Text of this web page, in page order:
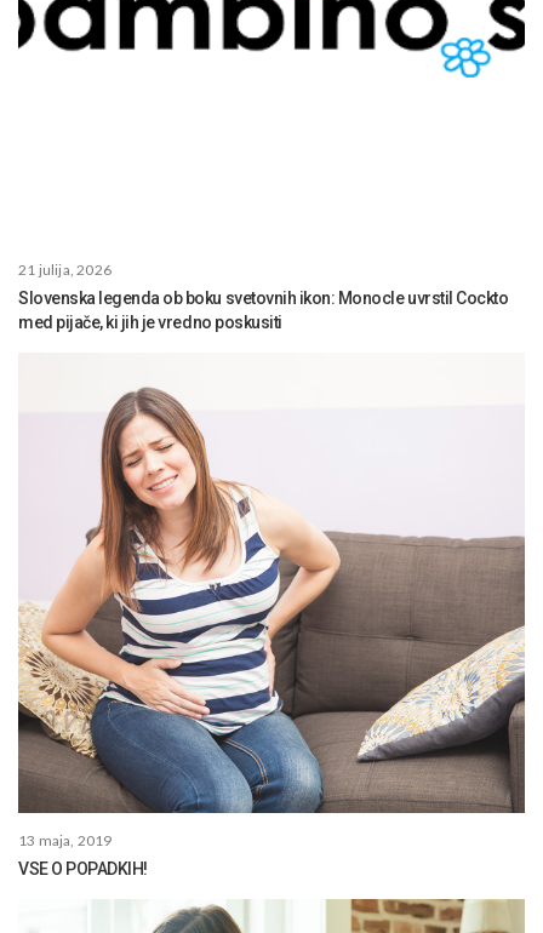
21 julija, 2026
Slovenska legenda ob boku svetovnih ikon: Monocle uvrstil Cockto
med pijače, ki jih je vredno poskusiti
13 maja, 2019
VSE O POPADKIH!